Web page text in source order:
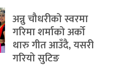
अन्नु चौधरीको स्वरमा
गरिमा शर्माको अर्को
थारु गीत आउँदै, यसरी
गरियो सुटिङ